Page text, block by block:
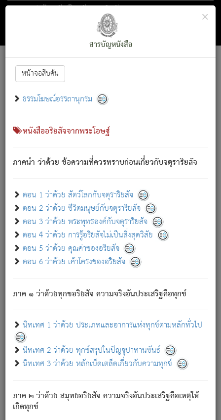
ตอน 1 ว่าด้วย สัตว์โลกกับจตุราริยสัจ
สารบัญ×
สารบัญหนังสือ
หน้าจอสืบค้น
ธรรมโฆษณ์อรรถานุกรม
หนังสืออริยสัจจากพระโอษฐ์
ภาคนำ ว่าด้วย ข้อความที่ควรทราบก่อนเกี่ยวกับจตุราริยสัจ
ตอน 1 ว่าด้วย สัตว์โลกกับจตุราริยสัจ
ตอน 2 ว่าด้วย ชีวิตมนุษย์กับจตุราริยสัจ
ตอน 3 ว่าด้วย พระพุทธองค์กับจตุราริยสัจ
ตอน 4 ว่าด้วย การรู้อริยสัจไม่เป็นสิ่งสุดวิสัย
ตอน 5 ว่าด้วย คุณค่าของอริยสัจ
ตอน 6 ว่าด้วย เค้าโครงของอริยสัจ
ภาค ๑ ว่าด้วยทุกขอริยสัจ ความจริงอันประเสริฐคือทุกข์
นิทเทศ 1 ว่าด้วย ประเภทและอาการแห่งทุกข์ตามหลักทั่วไป
นิทเทศ 2 ว่าด้วย ทุกข์สรุปในปัญจุปาทานขันธ์
นิทเทศ 3 ว่าด้วย หลักเบ็ดเตล็ดเกี่ยวกับความทุกข์
ภาค ๒ ว่าด้วย สมุทยอริยสัจ ความจริงอันประเสริฐคือเหตุให้
เกิดทุกข์
Font :15 ]||
สัตว์โลกนี้ เกิดความเดือดร้อนแล้ว มีผัสสะบังหน้า
เขาสำคัญสิ่งใด โดยความเป็นประการใด แต่สิ่งนั้นย่อมเป็น
(ตามที่เป็นจริง) โดยประการอื่นจากที่เขาสำคัญนั้น
สัตว์โลกติดข้องอยู่ในภพ ถูกภพบังหน้าแล้ว มีภพโดยความ
เป็นอย่างอื่น (จากที่มันเป็นอยู่จริง) จึงได้เพลิดเพลินยิ่งนักในภพ
เขาเพลิดเพลินยิ่งนักในสิ่งใด สิ่งนั้นเป็นภัย (ที่เขาไม่รู้จัก)
เขากลัวต่อสิ่งใดสิ่งนั้นเป็นทุกข์
พรหมจรรย์นี้ อันบุคคลย่อมประพฤติ ก็เพื่อการละขาดซึ่ง
ภพ.
สมณะหรือพราหมณ์เหล่าใด กล่าวความหลุดพ้นจากภพว่า
มีได้เพราะภพ เรากล่าวว่า สมณะหรือพราหมณ์ทั้งปวงนั้น
มิใช่ผู้หลดพ้นจากภพ.
ภพ ว่ามีได้เพราะวิภพ[2]: เรากล่าวว่า สมณะหรือพราหมณ์ทั้ง
ปวงนั้น ก็ยังสลัดภพออกไปไม่ได้.
ก็ทุกข์นี้มีขึ้น เพราะอาศัยซึ่งอุปธิทั้งปวง.
เพราะความสิ้นไปแห่งอุปาทานทั้งปวง ความเกิดขึ้นแห่ง
ทุกข์จึงไม่มี.
ท่านจงดูโลกนี้เถิด (จะเห็นว่า) สัตว์ทั้งหลายอันอวิชาหนา
แน่นบังหนาแล้ว; และว่า สัตว์ผู้ยินดีในภพอันเป็นแล้วนั้น ย่อม
อันเป็นไปในที่หรือเวลาทั้งปวง[3]เพื่อความมีแห่งประโยชน์โดย
ประการทั้งปวง; ภพทั้งหลายทั้งหมดนั้น ไม่เที่ยง เป็นทุกข์ มี
ความแปรปรวนเป็นธรรมดา.